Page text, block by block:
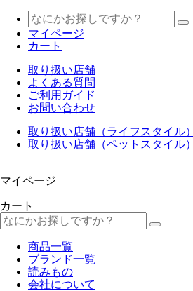
マイページ
カート
取り扱い店舗
よくある質問
ご利用ガイド
お問い合わせ
取り扱い店舗（ライフスタイル）
取り扱い店舗（ペットスタイル）
マイページ
カート
商品一覧
ブランド一覧
読みもの
会社について